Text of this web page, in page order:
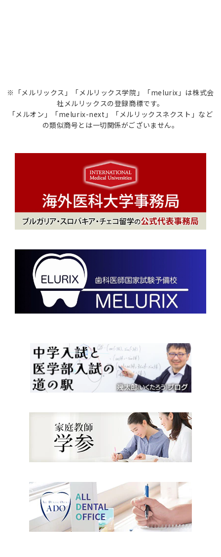
※「メルリックス」「メルリックス学院」「melurix」は株式会
社メルリックスの登録商標です。
「メルオン」「melurix-next」「メルリックスネクスト」など
の類似商号とは一切関係がございません。